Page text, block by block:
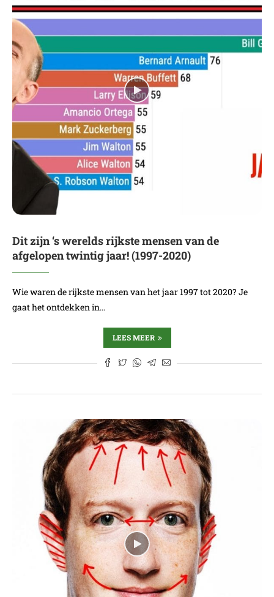
Dit zijn ‘s werelds rijkste mensen van de
afgelopen twintig jaar! (1997-2020)
Wie waren de rijkste mensen van het jaar 1997 tot 2020? Je
gaat het ontdekken in…
LEES MEER